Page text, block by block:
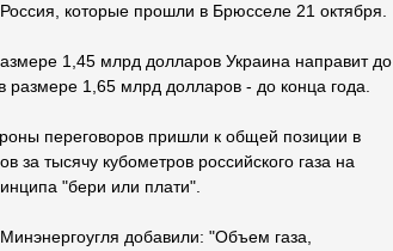
которые прошли в Брюсселе 21 октября.
1,45 млрд долларов Украина направит до
размере 1,65 млрд долларов - до конца года.
переговоров пришли к общей позиции в
за тысячу кубометров российского газа на
"бери или плати".
добавили: "Объем газа,